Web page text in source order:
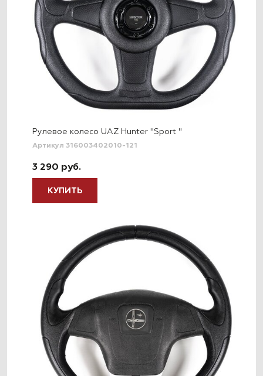
Рулевое колесо UAZ Hunter "Sport "
Артикул 316003402010-121
3 290 руб.
КУПИТЬ